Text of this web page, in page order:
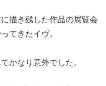
描き残した作品の展覧会
てきたイヴ。
かなり意外でした。